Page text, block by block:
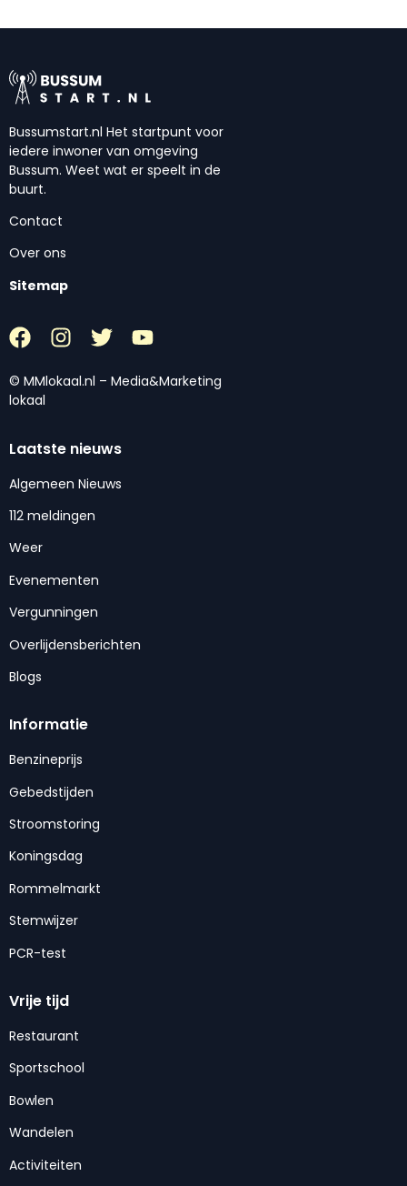
Bussumstart.nl Het startpunt voor
iedere inwoner van omgeving
Bussum. Weet wat er speelt in de
buurt.
Contact
Over ons
Sitemap
© MMlokaal.nl – Media&Marketing
lokaal
Laatste nieuws
Algemeen Nieuws
112 meldingen
Weer
Evenementen
Vergunningen
Overlijdensberichten
Blogs
Informatie
Benzineprijs
Gebedstijden
Stroomstoring
Koningsdag
Rommelmarkt
Stemwijzer
PCR-test
Vrije tijd
Restaurant
Sportschool
Bowlen
Wandelen
Activiteiten